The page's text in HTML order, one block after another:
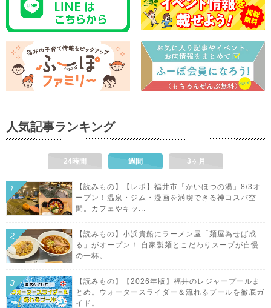
人気記事ランキング
24時間 週間 3ヶ月
【読みもの】【レポ】福井市「かいほつの湯」8/3オ
ープン！温泉・ジム・漫画を満喫できる神コスパ空
間。カフェやキッ...
【読みもの】小浜貴船にラーメン屋「麺屋為せば成
る」がオープン！ 自家製麺とこだわりスープが自慢
の一杯。
【読みもの】【2026年版】福井のレジャープールま
とめ。ウォータースライダー＆流れるプールを徹底ガ
イド。